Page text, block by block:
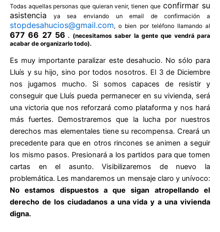
Todas aquellas personas que quieran venir, tienen queconfirmar su
asistencia ya sea enviando un email de confirmación a
stopdesahucios@gmail.com, o bien por teléfono llamando al
677 66 27 56 . (necesitamos saber la gente que vendrá para
acabar de organizarlo todo).
Es muy importante paralizar este desahucio. No sólo para
Lluís y su hijo, sino por todos nosotros. El 3 de Diciembre
nos jugamos mucho. Si somos capaces de resistir y
conseguir que Lluís pueda permanecer en su vivienda, será
una victoria que nos reforzará como plataforma y nos hará
más fuertes. Demostraremos que la lucha por nuestros
derechos mas elementales tiene su recompensa. Creará un
precedente para que en otros rincones se animen a seguir
los mismo pasos. Presionará a los partidos para que tomen
cartas en el asunto. Visibilizaremos de nuevo la
problemática. Les mandaremos un mensaje claro y unívoco:
No estamos dispuestos a que sigan atropellando el
derecho de los ciudadanos a una vida y a una vivienda
digna.